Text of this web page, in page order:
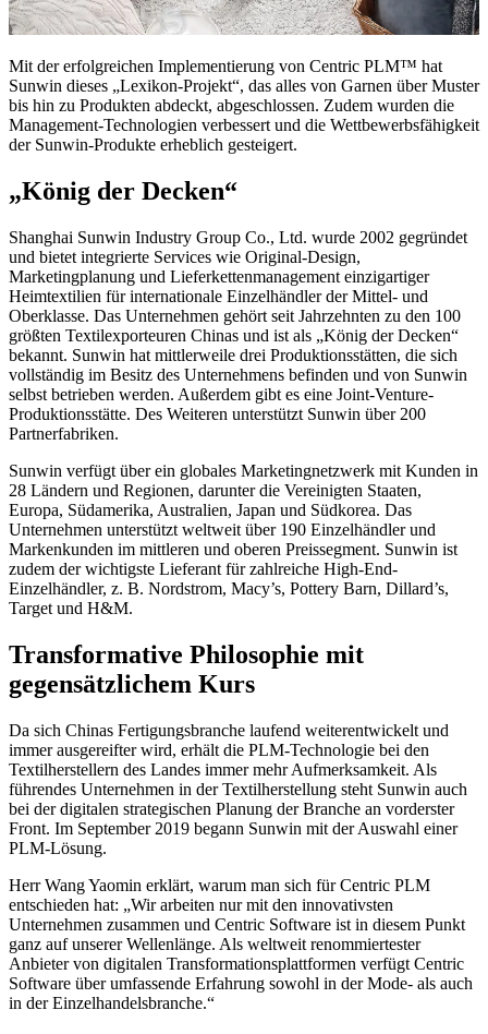
Mit der erfolgreichen Implementierung von Centric PLM™ hat
Sunwin dieses „Lexikon-Projekt“, das alles von Garnen über Muster
bis hin zu Produkten abdeckt, abgeschlossen. Zudem wurden die
Management-Technologien verbessert und die Wettbewerbsfähigkeit
der Sunwin-Produkte erheblich gesteigert.
„König der Decken“
Shanghai Sunwin Industry Group Co., Ltd. wurde 2002 gegründet
und bietet integrierte Services wie Original-Design,
Marketingplanung und Lieferkettenmanagement einzigartiger
Heimtextilien für internationale Einzelhändler der Mittel- und
Oberklasse. Das Unternehmen gehört seit Jahrzehnten zu den 100
größten Textilexporteuren Chinas und ist als „König der Decken“
bekannt. Sunwin hat mittlerweile drei Produktionsstätten, die sich
vollständig im Besitz des Unternehmens befinden und von Sunwin
selbst betrieben werden. Außerdem gibt es eine Joint-Venture-
Produktionsstätte. Des Weiteren unterstützt Sunwin über 200
Partnerfabriken.
Sunwin verfügt über ein globales Marketingnetzwerk mit Kunden in
28 Ländern und Regionen, darunter die Vereinigten Staaten,
Europa, Südamerika, Australien, Japan und Südkorea. Das
Unternehmen unterstützt weltweit über 190 Einzelhändler und
Markenkunden im mittleren und oberen Preissegment. Sunwin ist
zudem der wichtigste Lieferant für zahlreiche High-End-
Einzelhändler, z. B. Nordstrom, Macy’s, Pottery Barn, Dillard’s,
Target und H&M.
Transformative Philosophie mit
gegensätzlichem Kurs
Da sich Chinas Fertigungsbranche laufend weiterentwickelt und
immer ausgereifter wird, erhält die PLM-Technologie bei den
Textilherstellern des Landes immer mehr Aufmerksamkeit. Als
führendes Unternehmen in der Textilherstellung steht Sunwin auch
bei der digitalen strategischen Planung der Branche an vorderster
Front. Im September 2019 begann Sunwin mit der Auswahl einer
PLM-Lösung.
Herr Wang Yaomin erklärt, warum man sich für Centric PLM
entschieden hat: „Wir arbeiten nur mit den innovativsten
Unternehmen zusammen und Centric Software ist in diesem Punkt
ganz auf unserer Wellenlänge. Als weltweit renommiertester
Anbieter von digitalen Transformationsplattformen verfügt Centric
Software über umfassende Erfahrung sowohl in der Mode- als auch
in der Einzelhandelsbranche.“